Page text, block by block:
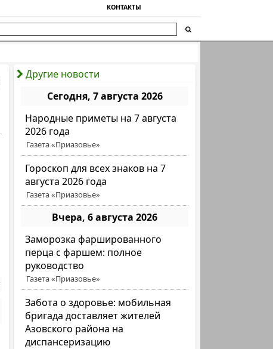
КОНТАКТЫ
Другие новости
Сегодня, 7 августа 2026
Народные приметы на 7 августа
2026 года
Газета «Приазовье»
Гороскоп для всех знаков на 7
августа 2026 года
Газета «Приазовье»
Вчера, 6 августа 2026
Заморозка фаршированного
перца с фаршем: полное
руководство
Газета «Приазовье»
Забота о здоровье: мобильная
бригада доставляет жителей
Азовского района на
диспансеризацию